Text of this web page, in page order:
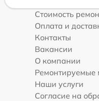
Стоимость
Оплата и
Контакты
Вакансии
О компании
Ремонтируемые
Наши услуги
Согласие на